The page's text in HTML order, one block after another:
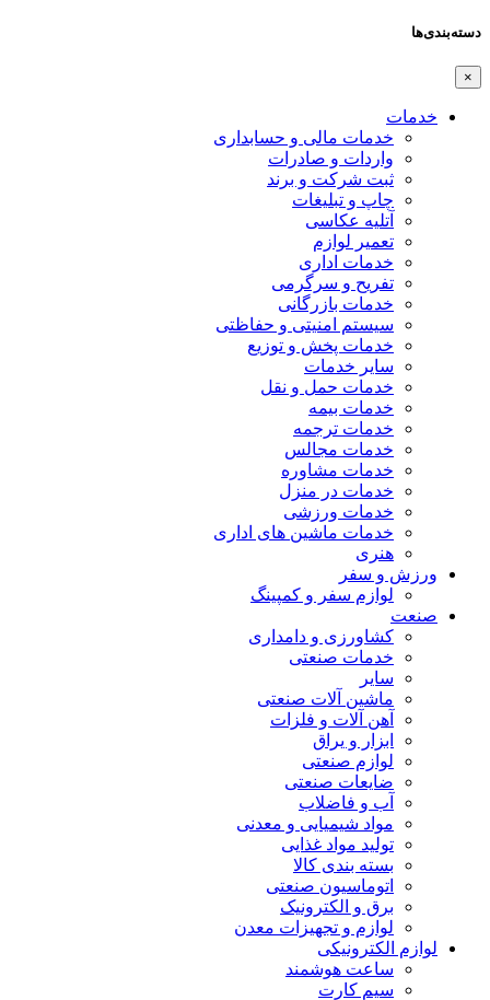
دسته‌بندی‌ها
×
خدمات
خدمات مالی و حسابداری
واردات و صادرات
ثبت شرکت و برند
چاپ و تبلیغات
آتلیه عکاسی
تعمیر لوازم
خدمات اداری
تفریح و سرگرمی
خدمات بازرگانی
سیستم امنیتی و حفاظتی
خدمات پخش و توزیع
سایر خدمات
خدمات حمل و نقل
خدمات بیمه
خدمات ترجمه
خدمات مجالس
خدمات مشاوره
خدمات در منزل
خدمات ورزشی
خدمات ماشین های اداری
هنری
ورزش و سفر
لوازم سفر و کمپینگ
صنعت
کشاورزی و دامداری
خدمات صنعتی
سایر
ماشین آلات صنعتی
آهن آلات و فلزات
ابزار و یراق
لوازم صنعتی
ضایعات صنعتی
آب و فاضلاب
مواد شیمیایی و معدنی
تولید مواد غذایی
بسته بندی کالا
اتوماسیون صنعتی
برق و الکترونیک
لوازم و تجهیزات معدن
لوازم الکترونیکی
ساعت هوشمند
سیم کارت